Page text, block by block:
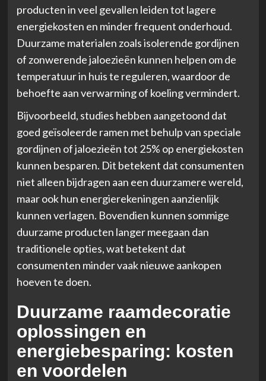
producten in veel gevallen leiden tot lagere
energiekosten en minder frequent onderhoud.
Duurzame materialen zoals isolerende gordijnen
of zonwerende jaloezieën kunnen helpen om de
temperatuur in huis te reguleren, waardoor de
behoefte aan verwarming of koeling vermindert.
Bijvoorbeeld, studies hebben aangetoond dat
goed geïsoleerde ramen met behulp van speciale
gordijnen of jaloezieën tot 25% op energiekosten
kunnen besparen. Dit betekent dat consumenten
niet alleen bijdragen aan een duurzamere wereld,
maar ook hun energierekeningen aanzienlijk
kunnen verlagen. Bovendien kunnen sommige
duurzame producten langer meegaan dan
traditionele opties, wat betekent dat
consumenten minder vaak nieuwe aankopen
hoeven te doen.
Duurzame raamdecoratie
oplossingen en
energiebesparing: kosten
en voordelen